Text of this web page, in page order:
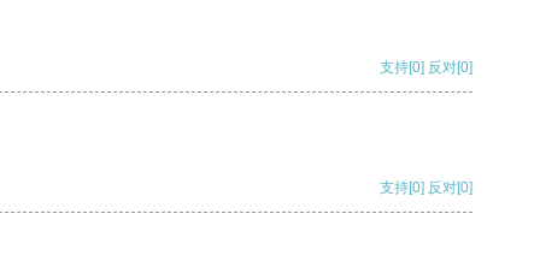
支持[0] 反对[0]
支持[0] 反对[0]